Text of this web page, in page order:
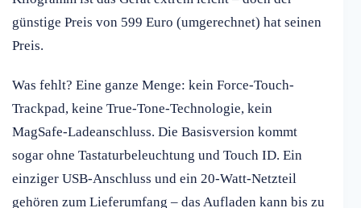
günstige Preis von 599 Euro (umgerechnet) hat seinen
Preis.
Was fehlt? Eine ganze Menge: kein Force-Touch-
Trackpad, keine True-Tone-Technologie, kein
MagSafe-Ladeanschluss. Die Basisversion kommt
sogar ohne Tastaturbeleuchtung und Touch ID. Ein
einziger USB-Anschluss und ein 20-Watt-Netzteil
gehören zum Lieferumfang – das Aufladen kann bis zu